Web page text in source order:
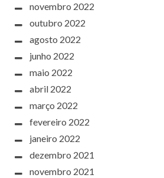
novembro 2022
outubro 2022
agosto 2022
junho 2022
maio 2022
abril 2022
março 2022
fevereiro 2022
janeiro 2022
dezembro 2021
novembro 2021